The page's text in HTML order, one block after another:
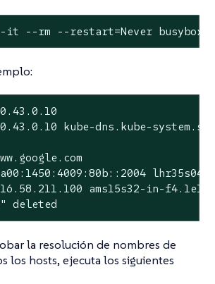
--rm --restart=Never busybox --
kube-dns.kube-
ams15s32-in-
deleted
la resolución de nombres de
los hosts, ejecuta los siguientes